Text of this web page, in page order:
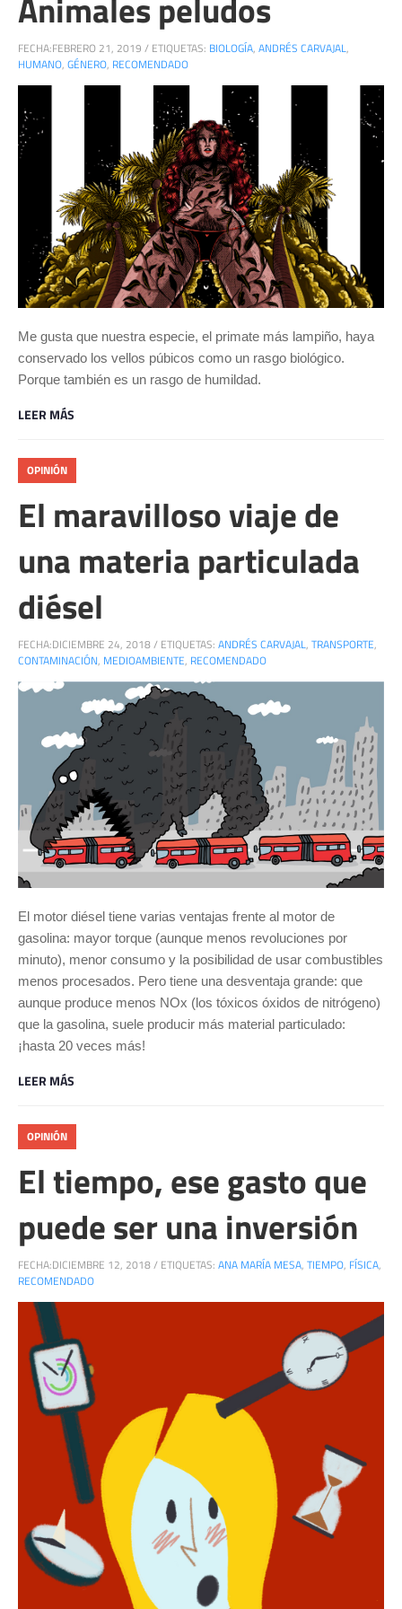
FECHA:FEBRERO 21, 2019 / ETIQUETAS: BIOLOGÍA, ANDRÉS CARVAJAL,
HUMANO, GÉNERO, RECOMENDADO
Me gusta que nuestra especie, el primate más lampiño, haya
conservado los vellos púbicos como un rasgo biológico.
Porque también es un rasgo de humildad.
LEER MÁS
OPINIÓN
El maravilloso viaje de
una materia particulada
diésel
FECHA:DICIEMBRE 24, 2018/ ETIQUETAS: ANDRÉS CARVAJAL, TRANSPORTE,
CONTAMINACIÓN, MEDIOAMBIENTE, RECOMENDADO
El motor diésel tiene varias ventajas frente al motor de
gasolina: mayor torque (aunque menos revoluciones por
minuto), menor consumo y la posibilidad de usar combustibles
menos procesados. Pero tiene una desventaja grande: que
aunque produce menos NOx (los tóxicos óxidos de nitrógeno)
que la gasolina, suele producir más material particulado:
¡hasta 20 veces más!
LEER MÁS
OPINIÓN
El tiempo, ese gasto que
puede ser una inversión
FECHA:DICIEMBRE 12, 2018/ ETIQUETAS: ANA MARÍA MESA, TIEMPO, FÍSICA,
RECOMENDADO